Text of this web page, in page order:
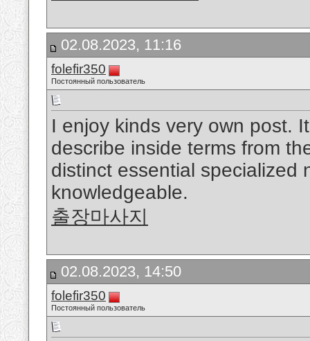
02.08.2023, 11:16
folefir350
Постоянный пользователь
I enjoy kinds very own post.
describe inside terms from
distinct essential specialized
knowledgeable.
출장마사지
02.08.2023, 14:50
folefir350
Постоянный пользователь